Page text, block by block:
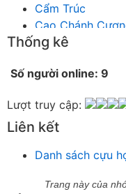
Cẩm Trúc
Cao Chánh
Cao Nhật Quyên
Chích Chị
Chu Trầm
Cò Bằng
Công Bình
Thống kê
Số người online: 9
Lượt truy cập:
Liên kết
Danh sách cựu
Trang này của